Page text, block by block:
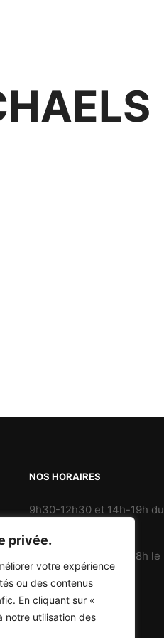
privée.
votre expérience
ou des contenus
En cliquant sur «
notre utilisation des
NOS HORAIRES
9h30-12h30 et 14h-19h du
9h30-12h30 et 14h-18h le
Samedi